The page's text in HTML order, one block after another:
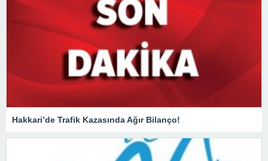
Hakkari’de Trafik Kazasında Ağır Bilanço!